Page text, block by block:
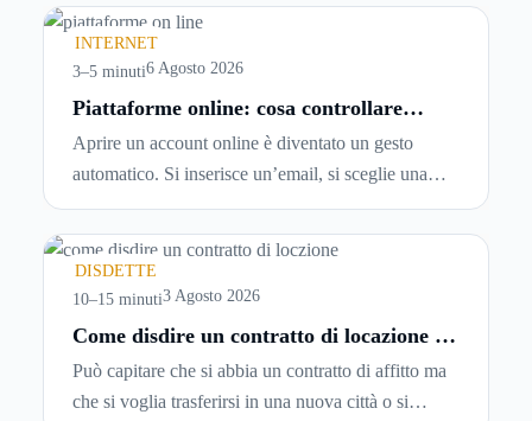
INTERNET
3–5 minuti6 Agosto 2026
Piattaforme online: cosa controllare
prima di iscriversi e usare servizi in
tempo reale
Aprire un account online è diventato un gesto
automatico. Si inserisce un’email, si sceglie una
password, si accetta una serie di condizioni senza
leggerle davvero. Tutto avviene in pochi minuti,
spesso senza che ci si fermi a capire dove si sta
entrando.
DISDETTE
10–15 minuti3 Agosto 2026
Come disdire un contratto di locazione in
modo corretto ed efficace
Può capitare che si abbia un contratto di affitto ma
che si voglia trasferirsi in una nuova città o si